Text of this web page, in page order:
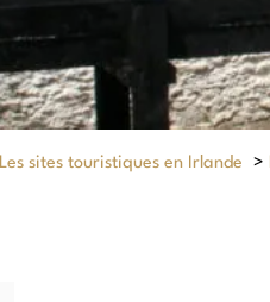
Les sites touristiques en Irlande >